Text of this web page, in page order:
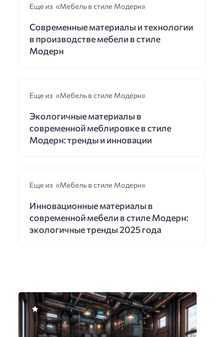
Еще из «Мебель в стиле Модерн»
Современные материалы и технологии
в производстве мебели в стиле
Модерн
Еще из «Мебель в стиле Модерн»
Экологичные материалы в
современной меблировке в стиле
Модерн: тренды и инновации
Еще из «Мебель в стиле Модерн»
Инновационные материалы в
современной мебели в стиле Модерн:
экологичные тренды 2025 года